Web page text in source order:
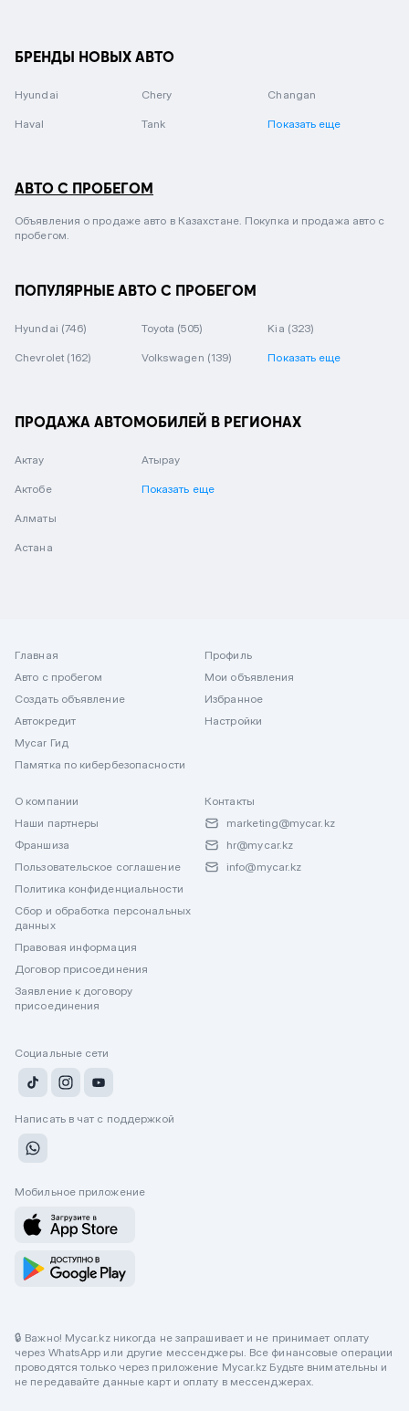
БРЕНДЫ НОВЫХ АВТО
Hyundai Chery Changan
Haval Tank Показать еще
АВТО С ПРОБЕГОМ
Объявления о продаже авто в Казахстане. Покупка и продажа авто с
пробегом.
ПОПУЛЯРНЫЕ АВТО С ПРОБЕГОМ
Hyundai (746) Toyota (505) Kia (323)
Chevrolet (162) Volkswagen (139) Показать еще
ПРОДАЖА АВТОМОБИЛЕЙ В РЕГИОНАХ
Актау
Актобе
Алматы
Астана
Атырау
Показать еще
Главная
Авто с пробегом
Создать объявление
Автокредит
Mycar Гид
Памятка по кибербезопасности
Профиль
Мои объявления
Избранное
Настройки
О компании
Наши партнеры
Франшиза
Пользовательское соглашение
Политика конфиденциальности
Сбор и обработка персональных
данных
Правовая информация
Договор присоединения
Заявление к договору
присоединения
Контакты
marketing@mycar.kz
hr@mycar.kz
info@mycar.kz
Социальные сети
Написать в чат с поддержкой
Мобильное приложение
🔒 Важно! Mycar.kz никогда не запрашивает и не принимает оплату
через WhatsApp или другие мессенджеры. Все финансовые операции
проводятся только через приложение Mycar.kz Будьте внимательны и
не передавайте данные карт и оплату в мессенджерах.